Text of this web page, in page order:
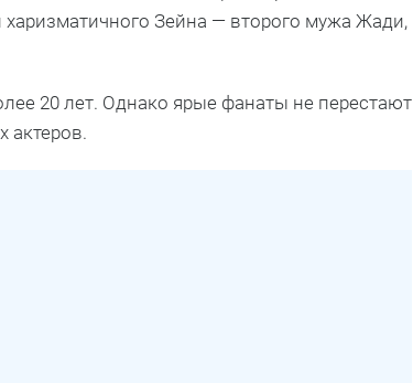
Зейна — второго мужа Жади,
20 лет. Однако ярые фанаты не перестают
актеров.